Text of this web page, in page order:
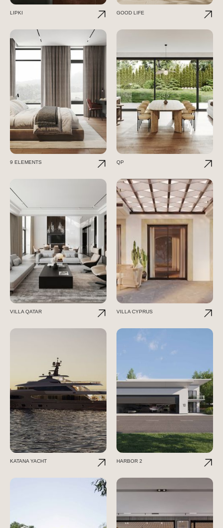
LIPKI GOOD LIFE
9 ELEMENTS QP
VILLA QATAR VILLA CYPRUS
KATANA YACHT HARBOR 2